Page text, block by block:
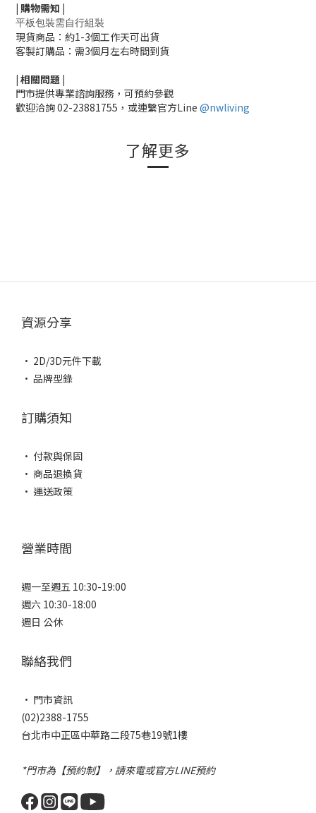
| 購物需知 |
平板包裝需自行組裝
現貨商品：約1-3個工作天可出貨
客製訂購品：需3個月左右時間到貨
| 相關問題 |
門市提供專業諮詢服務，可預約參觀
歡迎洽詢02-23881755， 或連繫官方Line @nwliving
了解更多
資源分享
• 2D/3D元件下載
• 品牌型錄
訂購須知
• 付款與保固
• 商品退換貨
• 運送政策
營業時間
週一至週五 10:30-19:00
週六 10:30-18:00
週日 公休
聯絡我們
• 門市資訊
(02)2388-1755
台北市中正區中華路二段75巷19號1樓
*門市為【預約制】，請來電或官方LINE預約